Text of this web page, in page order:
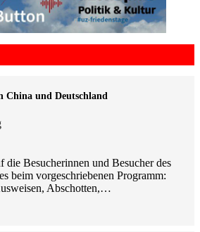
China und Deutschland
die Besucherinnen und Besucher des
beim vorgeschriebenen Programm:
Abschotten,…